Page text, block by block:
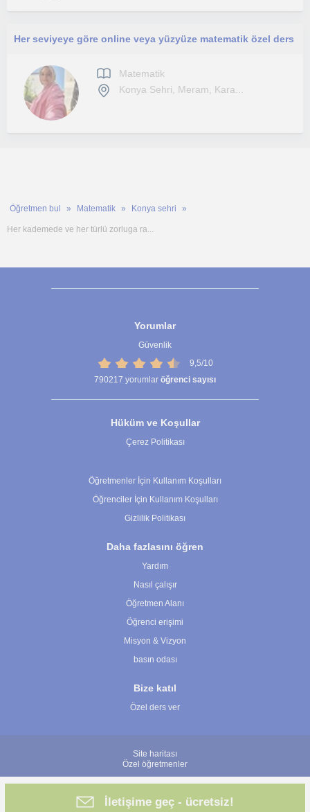
İletişime geç - ücretsiz!
Her seviyeye göre online veya yüzyüze matematik özel ders
Matematik
Konya Sehri, Meram, Kara...
Öğretmen bul Matematik Konya sehri
Her kademede ve her türlü zorluga ra...
Yorumlar
Güvenlik
9,5/10
790217 yorumlar öğrenci sayısı
Hüküm ve Koşullar
Çerez Politikası
Öğretmenler İçin Kullanım Koşulları
Öğrenciler İçin Kullanım Koşulları
Gizlilik Politikası
Daha fazlasını öğren
Yardım
Nasıl çalışır
Öğretmen Alanı
Öğrenci erişimi
Misyon & Vizyon
basın odası
Bize katıl
Özel ders ver
Site haritası
Özel öğretmenler
© 2007 - 2026 ÖğretmenBulun